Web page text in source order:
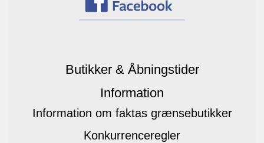
Butikker & Åbningstider
Information
Information om faktas grænsebutikker
Konkurrenceregler